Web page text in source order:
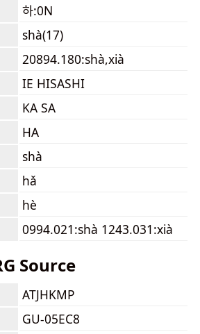
하:0N
shà(17)
20894.180:shà,xià
IE HISASHI
KA SA
HA
shà
hǎ
hè
0994.021:shà 1243.031:xià
Source
ATJHKMP
GU-05EC8